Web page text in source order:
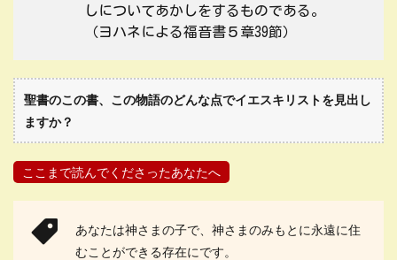
しについてあかしをするものである。
（ヨハネによる福音書５章39節）
聖書のこの書、この物語のどんな点でイエスキリストを見出し
ますか？
ここまで読んでくださったあなたへ
あなたは神さまの子で、神さまのみもとに永遠に住
むことができる存在にです。